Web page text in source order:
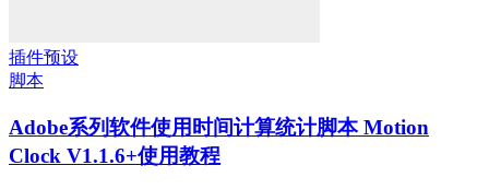
插件预设
脚本
Adobe系列软件使用时间计算统计脚本 Motion
Clock V1.1.6+使用教程